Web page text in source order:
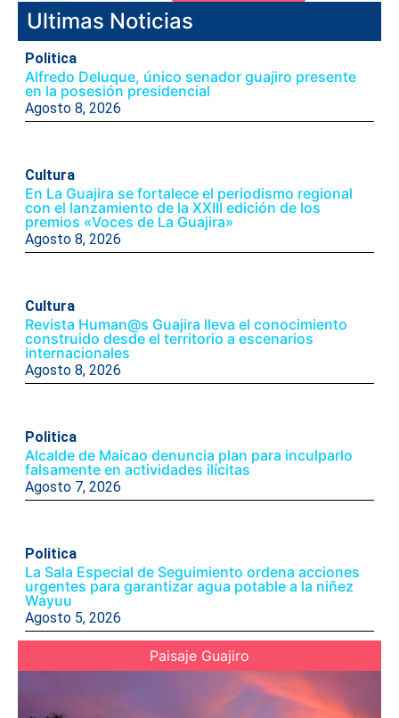
Ultimas Noticias
Politica
Alfredo Deluque, único senador guajiro presente
en la posesión presidencial
Agosto 8, 2026
Cultura
En La Guajira se fortalece el periodismo regional
con el lanzamiento de la XXIII edición de los
premios «Voces de La Guajira»
Agosto 8, 2026
Cultura
Revista Human@s Guajira lleva el conocimiento
construido desde el territorio a escenarios
internacionales
Agosto 8, 2026
Politica
Alcalde de Maicao denuncia plan para inculparlo
falsamente en actividades ilícitas
Agosto 7, 2026
Politica
La Sala Especial de Seguimiento ordena acciones
urgentes para garantizar agua potable a la niñez
Wayuu
Agosto 5, 2026
Paisaje Guajiro